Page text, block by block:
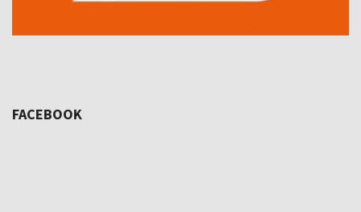
FACEBOOK